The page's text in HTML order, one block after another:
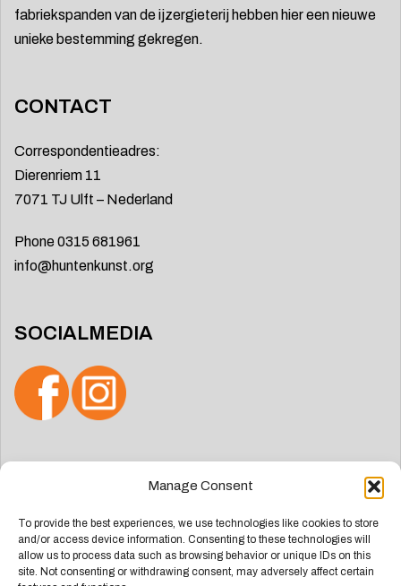
Manage Consent
To provide the best experiences, we use technologies like cookies to store
and/or access device information. Consenting to these technologies will
allow us to process data such as browsing behavior or unique IDs on this
site. Not consenting or withdrawing consent, may adversely affect certain
fabriekspanden van de ijzergieterij hebben hier een nieuwe
unieke bestemming gekregen.
CONTACT
Correspondentieadres:
Dierenriem 11
7071 TJ Ulft – Nederland
Phone 0315 681961
info@huntenkunst.org
SOCIALMEDIA